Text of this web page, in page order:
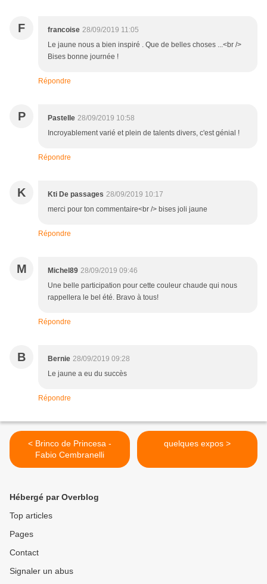
F francoise 28/09/2019 11:05
Le jaune nous a bien inspiré . Que de belles choses ...<br />
Bises bonne journée !
Répondre
P Pastelle 28/09/2019 10:58
Incroyablement varié et plein de talents divers, c'est génial !
Répondre
K Kti De passages 28/09/2019 10:17
merci pour ton commentaire<br /> bises joli jaune
Répondre
M Michel89 28/09/2019 09:46
Une belle participation pour cette couleur chaude qui nous
rappellera le bel été. Bravo à tous!
Répondre
B Bernie 28/09/2019 09:28
Le jaune a eu du succès
Répondre
< Brinco de Princesa -
Fabio Cembranelli
quelques expos >
Hébergé par Overblog
Top articles
Pages
Contact
Signaler un abus